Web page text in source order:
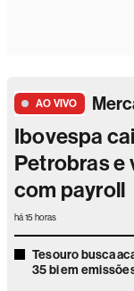
AO VIVO
Ibovespa
Petrobras e
com payroll
há 15 horas
Tesouro busca
35 bi em